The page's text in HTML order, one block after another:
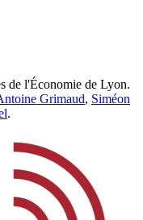
de l'Économie de Lyon.
Grimaud, Siméon
.